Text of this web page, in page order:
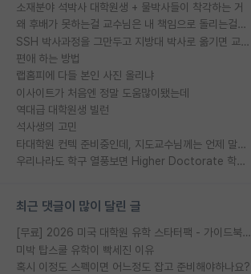
소재분야 석박사 대학원생 + 물박사들이 착각하는 거
왜 후배가 못하는걸 교수님은 내 책임으로 돌리는걸까요?
SSH 박사과정을 그만두고 지방대 박사로 옮기면 교수의 꿈은 끝일까요?
편애 하는 방법
랩홈피에 다들 본인 사진 올리냐
이사이트가 처음엔 정말 도움많이됐는데
역대급 대학원생 빌런
석사생의 고민
타대학원 컨텍 준비중인데, 지도교수님께는 언제 말씀드려야 할까요?
우리나라도 학구 열풍보면 Higher Doctorate 학위가 필요하다고 봅니다.
최근 댓글이 많이 달린 글
[무료] 2026 미국 대학원 유학 스타터팩 - 가이드북 & 합격자 컨택메일 템플릿
미박 탑스쿨 유학이 빡세진 이유
혹시 이정도 스펙이면 어느정도 잡고 준비해야하나요?